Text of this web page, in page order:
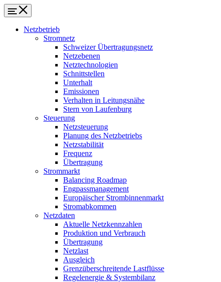
Netzbetrieb
Stromnetz
Schweizer Übertragungsnetz
Netzebenen
Netztechnologien
Schnittstellen
Unterhalt
Emissionen
Verhalten in Leitungsnähe
Stern von Laufenburg
Steuerung
Netzsteuerung
Planung des Netzbetriebs
Netzstabilität
Frequenz
Übertragung
Strommarkt
Balancing Roadmap
Engpassmanagement
Europäischer Strombinnenmarkt
Stromabkommen
Netzdaten
Aktuelle Netzkennzahlen
Produktion und Verbrauch
Übertragung
Netzlast
Ausgleich
Grenzüberschreitende Lastflüsse
Regelenergie & Systembilanz